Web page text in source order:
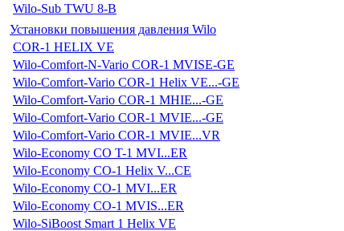
Wilo-Sub TWU 8-B
Установки повышения давления Wilo
COR-1 HELIX VE
Wilo-Comfort-N-Vario COR-1 MVISE-GE
Wilo-Comfort-Vario COR-1 Helix VE...-GE
Wilo-Comfort-Vario COR-1 MHIE...-GE
Wilo-Comfort-Vario COR-1 MVIE...-GE
Wilo-Comfort-Vario COR-1 MVIE...VR
Wilo-Economy CO T-1 MVI...ER
Wilo-Economy CO-1 Helix V...CE
Wilo-Economy CO-1 MVI...ER
Wilo-Economy CO-1 MVIS...ER
Wilo-SiBoost Smart 1 Helix VE